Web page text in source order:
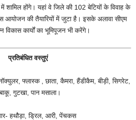
में शामिल होंगे। यहां वे जिले की 102 बेटियों के विवाह के
आयोजन की तैयारियों में जुटा है। इसके अलावा सीएम
विकास कार्यों का भूमिपूजन भी करेंगे।
प्रतिबंधित वस्तुएं
फ्लास्क , छाता, कैमरा, हैंडीकैम, बीड़ी, सिगरेट,
गुटखा, पान मसाला।
हथौड़ा, ड्रिल, आरी, पेंचकस